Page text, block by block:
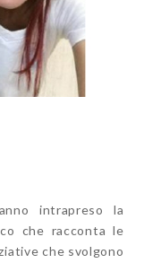
intrapreso la
che racconta le
che svolgono